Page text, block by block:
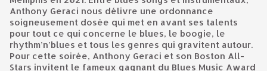
Anthony Geraci nous délivre une ordonnance
soigneusement dosée qui met en avant ses talents
pour tout ce qui concerne le blues, le boogie, le
rhythm’n’blues et tous les genres qui gravitent autour.
Pour cette soirée, Anthony Geraci et son Boston All-
Stars invitent le fameux gagnant du Blues Music Award